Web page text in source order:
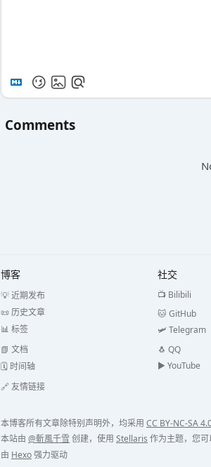
Comments
博客
💡 近期发布
📜 历史文章
📊 标签
📗 文档
🗓️ 时间轴
🔗 友情链接
社交
📺 Bilibili
🐱 GitHub
🛩️ Telegram
🐧 QQ
▶️️ YouTube
本博客所有文章除特别声明外，均采用 CC BY-NC-SA
本站由 @斬風千雪 创建，使用 Stellaris 作为主题，您可
由 Hexo强力驱动